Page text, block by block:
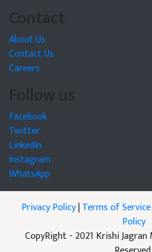
Contact
About Us
Contact Us
Careers
Follow us
Facebook
Twitter
LinkedIn
Instagram
WhatsApp
Privacy Policy|Terms of Service
Policy
CopyRight - 2021 Krishi Jagran